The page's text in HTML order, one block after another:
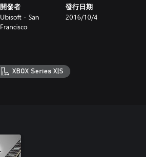
開發者
Ubisoft - San
Francisco
發行日期
2016/10/4
XBOX Series X|S